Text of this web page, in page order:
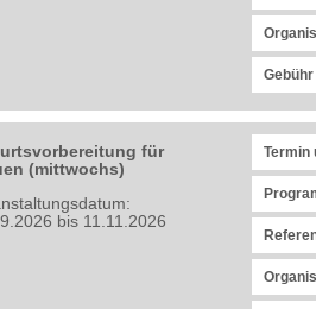
Gebühr
für
(mittwochs)
bis 11.11.2026
Termin